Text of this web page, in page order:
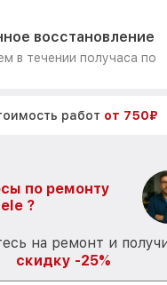
восстановление
в течении получаса по
работ от 750₽
по ремонту
?
на ремонт и
скидку -25%